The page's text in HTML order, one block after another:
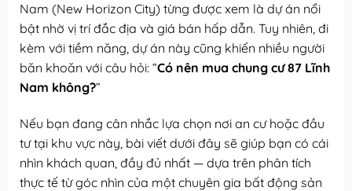
Nam (New Horizon City) từng được xem là dự án nổi
bật nhờ vị trí đắc địa và giá bán hấp dẫn. Tuy nhiên, đi
kèm với tiềm năng, dự án này cũng khiến nhiều người
băn khoăn với câu hỏi: “Có nên mua chung cư 87 Lĩnh
Nam không?”
Nếu bạn đang cân nhắc lựa chọn nơi an cư hoặc đầu
tư tại khu vực này, bài viết dưới đây sẽ giúp bạn có cái
nhìn khách quan, đầy đủ nhất — dựa trên phân tích
thực tế từ góc nhìn của một chuyên gia bất động sản